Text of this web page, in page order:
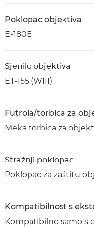
Poklopac objektiva
E-180E
Sjenilo objektiva
ET-155 (WIII)
Futrola/torbica za
Meka torbica za
Stražnji poklopac
Poklopac za zaštitu
Kompatibilnost s
Kompatibilno samo s